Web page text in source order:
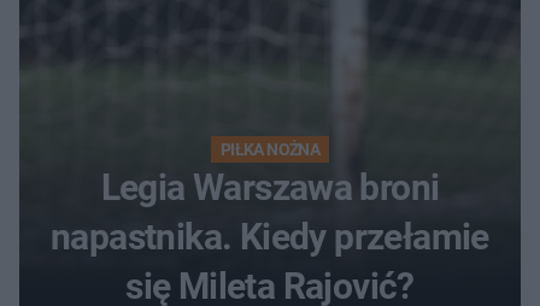
PIŁKA NOŻNA
Legia Warszawa broni
napastnika. Kiedy przełamie
się Mileta Rajović?